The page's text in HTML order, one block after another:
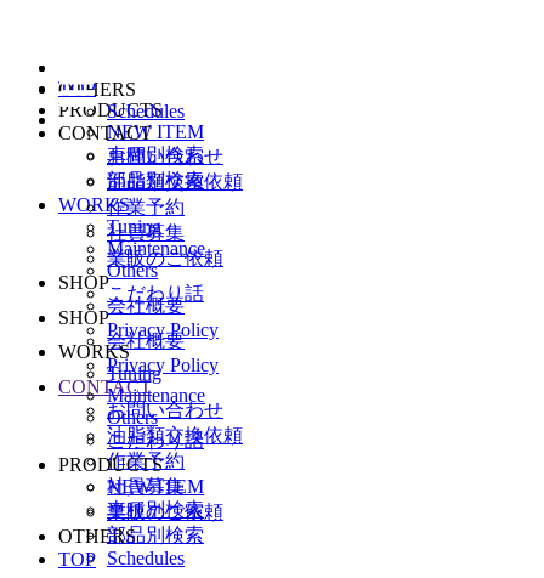
OTHERS
Schedules
CONTACT
お問い合わせ
油脂類交換依頼
作業予約
社員募集
業販のご依頼
SHOP
会社概要
Privacy Policy
WORKS
Tuning
Maintenance
Others
こだわり話
PRODUCTS
NEW ITEM
車種別検索
部品別検索
TOP
TOP
PRODUCTS
NEW ITEM
車種別検索
部品別検索
WORKS
Tuning
Maintenance
Others
こだわり話
SHOP
会社概要
Privacy Policy
CONTACT
お問い合わせ
油脂類交換依頼
作業予約
社員募集
業販のご依頼
OTHERS
Schedules